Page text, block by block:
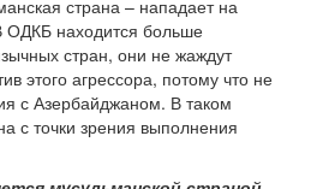
страна – нападает на
ОДКБ находится больше
стран, они не жаждут
этого агрессора, потому что не
с Азербайджаном. В таком
с точки зрения выполнения